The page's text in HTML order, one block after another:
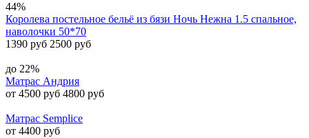
44%
Королева постельное бельё из бязи Ночь Нежна 1.5 спальное,
наволочки 50*70
1390 руб 2500 руб
до 22%
Матрас Андрия
от 4500 руб 4800 руб
Матрас Semplice
от 4400 руб